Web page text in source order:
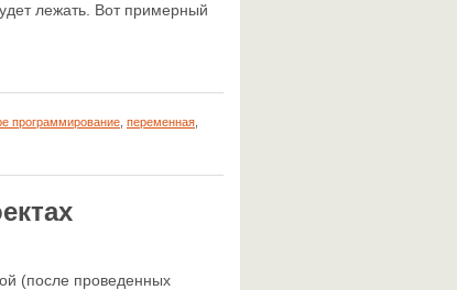
лежать. Вот примерный
программирование переменная
(после проведенных